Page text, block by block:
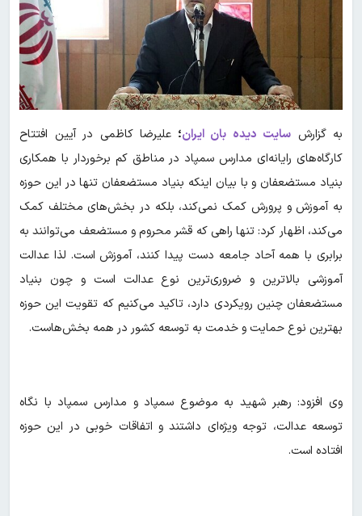
به گزارش سایت دیده بان ایران؛ علیرضا کاظمی در آیین افتتاح
کارگاه‌های رایانه‌ای مدارس سمپاد در مناطق کم برخوردار با همکاری
بنیاد مستضعفان و با بیان اینکه بنیاد مستضعفان تنها در این حوزه
به آموزش و پرورش کمک نمی‌کند، بلکه در بخش‌های مختلف کمک
می‌کند، اظهار کرد: تنها راهی که قشر محروم و مستضعف می‌توانند به
برابری با همه آحاد جامعه دست پیدا کنند، آموزش است. لذا عدالت
آموزشی بالاترین و ضروری‌ترین نوع عدالت است و چون بنیاد
مستضعفان چنین رویکردی دارد، تاکید می‌کنیم که تقویت این حوزه
بهترین نوع حمایت و خدمت به توسعه کشور در همه بخش‌هاست.
وی افزود: رهبر شهید به موضوع سمپاد و مدارس سمپاد با نگاه
توسعه عدالت، توجه ویژه‌ای داشتند و اتفاقات خوبی در این حوزه
افتاده است.